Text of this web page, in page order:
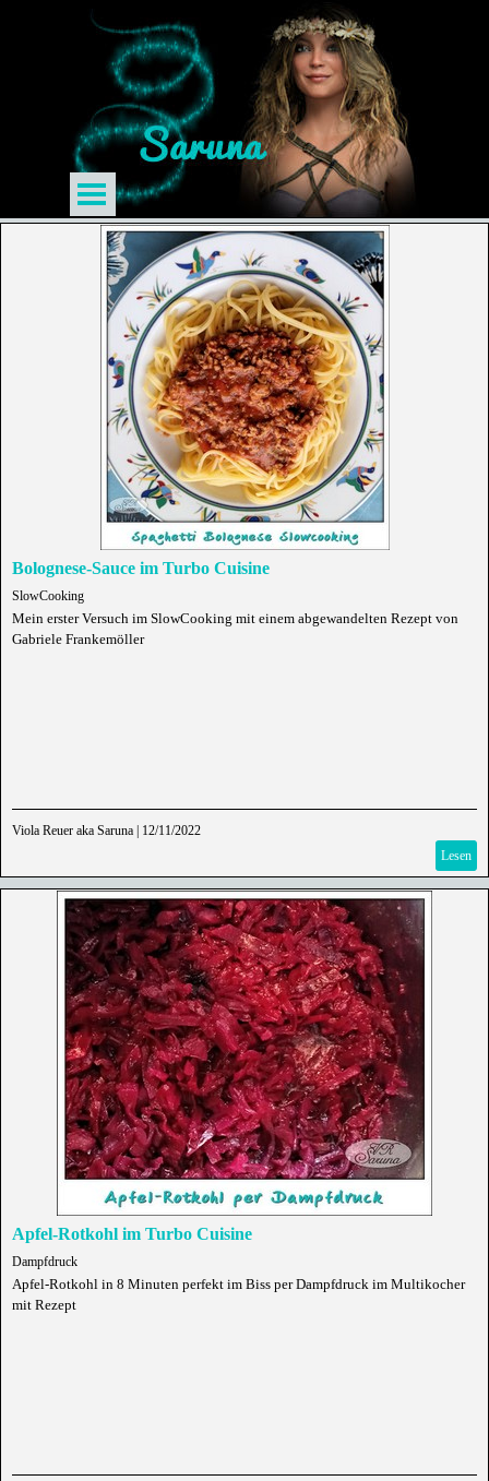
Bolognese-Sauce im Turbo Cuisine
SlowCooking
Mein erster Versuch im SlowCooking mit einem abgewandelten Rezept von
Gabriele Frankemöller
Viola Reuer aka Saruna
12/11/2022
Lesen
Apfel-Rotkohl im Turbo Cuisine
Dampfdruck
Apfel-Rotkohl in 8 Minuten perfekt im Biss per Dampfdruck im Multikocher
mit Rezept